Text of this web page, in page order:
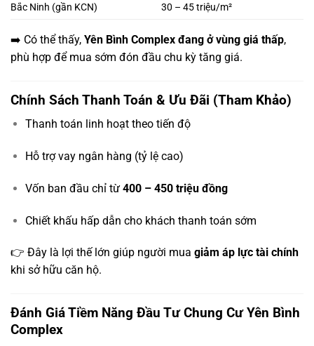
Bắc Ninh (gần KCN)
30 – 45 triệu/m²
➡️ Có thể thấy, Yên Bình Complex đang ở vùng giá thấp,
phù hợp để mua sớm đón đầu chu kỳ tăng giá.
Chính Sách Thanh Toán & Ưu Đãi (Tham Khảo)
Thanh toán linh hoạt theo tiến độ
Hỗ trợ vay ngân hàng (tỷ lệ cao)
Vốn ban đầu chỉ từ 400 – 450 triệu đồng
Chiết khấu hấp dẫn cho khách thanh toán sớm
👉 Đây là lợi thế lớn giúp người mua giảm áp lực tài chính
khi sở hữu căn hộ.
Đánh Giá Tiềm Năng Đầu Tư Chung Cư Yên Bình
Complex